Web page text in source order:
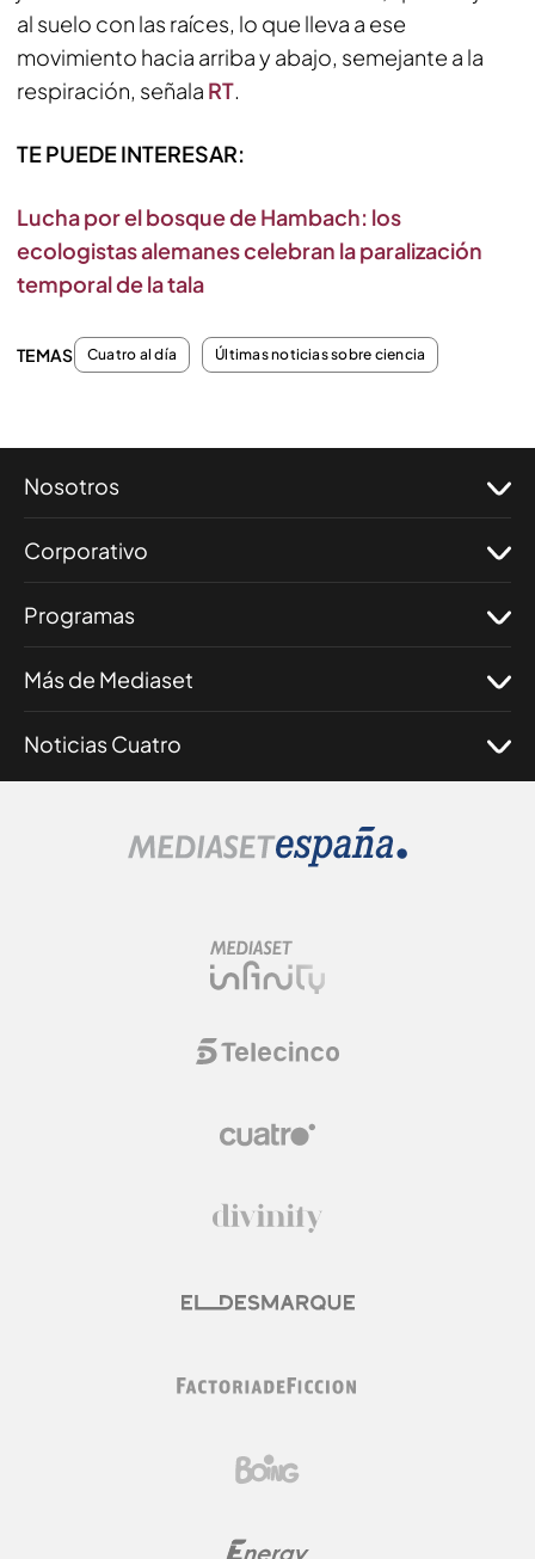
al suelo con las raíces, lo que lleva a ese
movimiento hacia arriba y abajo, semejante a la
respiración, señala RT.
TE PUEDE INTERESAR:
Lucha por el bosque de Hambach: los
ecologistas alemanes celebran la paralización
temporal de la tala
TEMAS Cuatro al día Últimas noticias sobre ciencia
Nosotros
Corporativo
Programas
Más de Mediaset
Noticias Cuatro